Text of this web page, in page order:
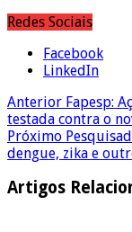
Redes Sociais
Facebook
LinkedIn
Anterior Fapesp:
testada contra o
Próximo
dengue, zika e
Artigos